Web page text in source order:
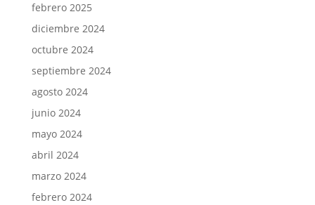
febrero 2025
diciembre 2024
octubre 2024
septiembre 2024
agosto 2024
junio 2024
mayo 2024
abril 2024
marzo 2024
febrero 2024